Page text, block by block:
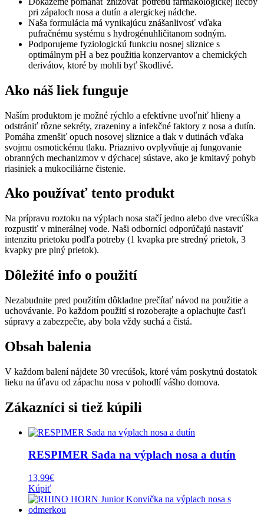
pri zápaloch nosa a dutín a alergickej nádche.
Naša formulácia má vynikajúcu znášanlivosť vďaka
pufračnému systému s hydrogénuhličitanom sodným.
Podporujeme fyziologickú funkciu nosnej sliznice s
optimálnym pH a bez použitia konzervantov a chemických
derivátov, ktoré by mohli byť škodlivé.
Ako náš liek funguje
Naším produktom je možné rýchlo a efektívne uvoľniť hlieny a
odstrániť rôzne sekréty, zrazeniny a infekčné faktory z nosa a dutín.
Pomáha zmenšiť opuch nosovej sliznice a tlak v dutinách vďaka
svojmu osmotickému tlaku. Priaznivo ovplyvňuje aj fungovanie
obranných mechanizmov v dýchacej sústave, ako je kmitavý pohyb
riasiniek a mukociliárne čistenie.
Ako používať tento produkt
Na prípravu roztoku na výplach nosa stačí jedno alebo dve vrecúška
rozpustiť v minerálnej vode. Naši odborníci odporúčajú nastaviť
intenzitu prietoku podľa potreby (1 kvapka pre stredný prietok, 3
kvapky pre plný prietok).
Dôležité info o použití
Nezabudnite pred použitím dôkladne prečítať návod na použitie a
uchovávanie. Po každom použití si rozoberajte a oplachujte časťi
súpravy a zabezpečte, aby bola vždy suchá a čistá.
Obsah balenia
V každom balení nájdete 30 vrecúšok, ktoré vám poskytnú dostatok
lieku na úľavu od zápachu nosa v pohodlí vášho domova.
Zákazníci si tiež kúpili
RESPIMER Sada na výplach nosa a dutín
13,99€
Kúpiť